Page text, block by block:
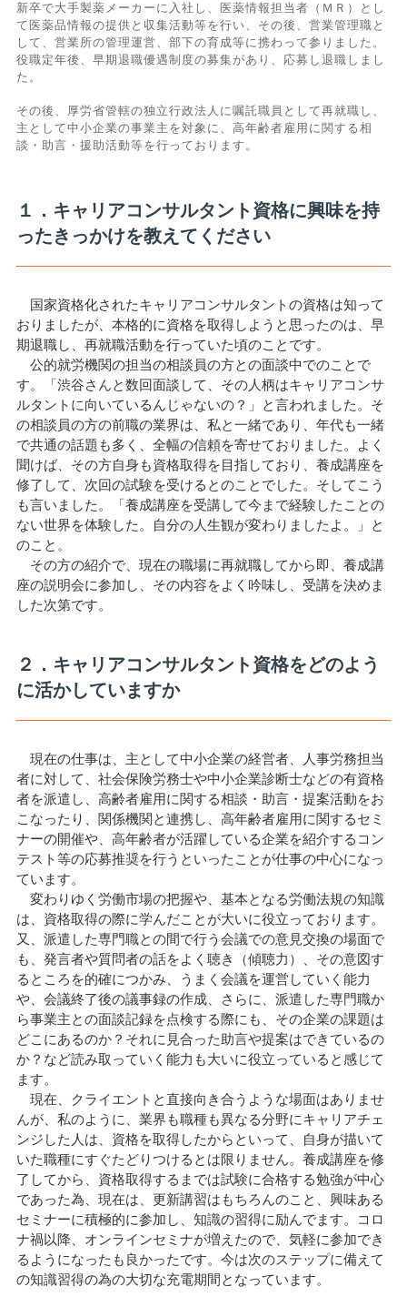
新卒で大手製薬メーカーに入社し、医薬情報担当者（ＭＲ）とし
て医薬品情報の提供と収集活動等を行い、その後、営業管理職と
して、営業所の管理運営、部下の育成等に携わって参りました。
役職定年後、早期退職優遇制度の募集があり、応募し退職しまし
た。
その後、厚労省管轄の独立行政法人に嘱託職員として再就職し、
主として中小企業の事業主を対象に、高年齢者雇用に関する相
談・助言・援助活動等を行っております。
１．キャリアコンサルタント資格に興味を持
ったきっかけを教えてください
国家資格化されたキャリアコンサルタントの資格は知って
おりましたが、本格的に資格を取得しようと思ったのは、早
期退職し、再就職活動を行っていた頃のことです。
公的就労機関の担当の相談員の方との面談中でのことで
す。「渋谷さんと数回面談して、その人柄はキャリアコンサ
ルタントに向いているんじゃないの？」と言われました。そ
の相談員の方の前職の業界は、私と一緒であり、年代も一緒
で共通の話題も多く、全幅の信頼を寄せておりました。よく
聞けば、その方自身も資格取得を目指しており、養成講座を
修了して、次回の試験を受けるとのことでした。そしてこう
も言いました。「養成講座を受講して今まで経験したことの
ない世界を体験した。自分の人生観が変わりましたよ。」と
のこと。
その方の紹介で、現在の職場に再就職してから即、養成講
座の説明会に参加し、その内容をよく吟味し、受講を決めま
した次第です。
２．キャリアコンサルタント資格をどのよう
に活かしていますか
現在の仕事は、主として中小企業の経営者、人事労務担当
者に対して、社会保険労務士や中小企業診断士などの有資格
者を派遣し、高齢者雇用に関する相談・助言・提案活動をお
こなったり、関係機関と連携し、高年齢者雇用に関するセミ
ナーの開催や、高年齢者が活躍している企業を紹介するコン
テスト等の応募推奨を行うといったことが仕事の中心になっ
ています。
変わりゆく労働市場の把握や、基本となる労働法規の知識
は、資格取得の際に学んだことが大いに役立っております。
又、派遣した専門職との間で行う会議での意見交換の場面で
も、発言者や質問者の話をよく聴き（傾聴力）、その意図す
るところを的確につかみ、うまく会議を運営していく能力
や、会議終了後の議事録の作成、さらに、派遣した専門職か
ら事業主との面談記録を点検する際にも、その企業の課題は
どこにあるのか？それに見合った助言や提案はできているの
か？など読み取っていく能力も大いに役立っていると感じて
ます。
現在、クライエントと直接向き合うような場面はありませ
んが、私のように、業界も職種も異なる分野にキャリアチェ
ンジした人は、資格を取得したからといって、自身が描いて
いた職種にすぐたどりつけるとは限りません。養成講座を修
了してから、資格取得するまでは試験に合格する勉強が中心
であった為、現在は、更新講習はもちろんのこと、興味ある
セミナーに積極的に参加し、知識の習得に励んでます。コロ
ナ禍以降、オンラインセミナが増えたので、気軽に参加でき
るようになったも良かったです。今は次のステップに備えて
の知識習得の為の大切な充電期間となっています。